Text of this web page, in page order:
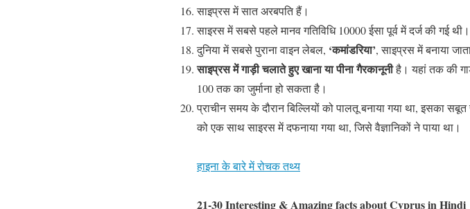
साइप्रस में सात अरबपति हैं।
साइरस में सबसे पहले मानव गतिविधि 10000 ईसा पूर्व में दर्ज की गई थी।
दुनिया में सबसे पुराना वाइन लेबल, ‘कमांडरिया’, साइप्रस में बनाया
साइप्रस में गाड़ी चलाते हुए खाना या पीना गैरकानूनीहै। यहां तक की
100 तक का जुर्माना हो सकता है।
प्राचीन समय के दौरान बिल्लियों को पालतू बनाया गया था, इसका
को एक साथ साइरस में दफनाया गया था, जिसे वैज्ञानिकों ने पाया था।
हाइना के बारे में रोचक तथ्य
21-30 Interesting & Amazing facts about Cyprus in Hindi